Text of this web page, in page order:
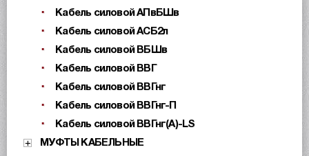
Кабель силовой АПвБШв
Кабель силовой АСБ2л
Кабель силовой ВБШв
Кабель силовой ВВГ
Кабель силовой ВВГнг
Кабель силовой ВВГнг-П
Кабель силовой ВВГнг(А)-LS
МУФТЫ КАБЕЛЬНЫЕ